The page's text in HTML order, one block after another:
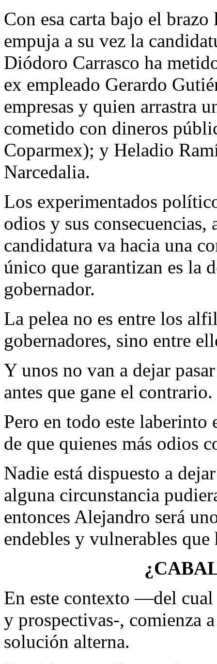
Con esa carta bajo el
empuja a su vez la
Diódoro Carrasco ha
ex empleado Gerardo
empresas y quien arrastra
cometido con dineros
Coparmex); y Heladio
Narcedalia.
Los experimentados
odios y sus
candidatura va hacia una
único que garantizan es la
gobernador.
La pelea no es entre los
gobernadores, sino entre
Y unos no van a dejar
antes que gane el contrario.
Pero en todo este laberinto
de que quienes más odios
Nadie está dispuesto a
alguna circunstancia
entonces Alejandro será
endebles y vulnerables
En este contexto —del cual
y prospectivas-, comienza
solución alterna.